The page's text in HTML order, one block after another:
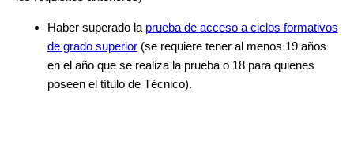
Haber superado la prueba de acceso a ciclos formativos
de grado superior(se requiere tener al menos 19 años
en el año que se realiza la prueba o 18 para quienes
poseen el título de Técnico).